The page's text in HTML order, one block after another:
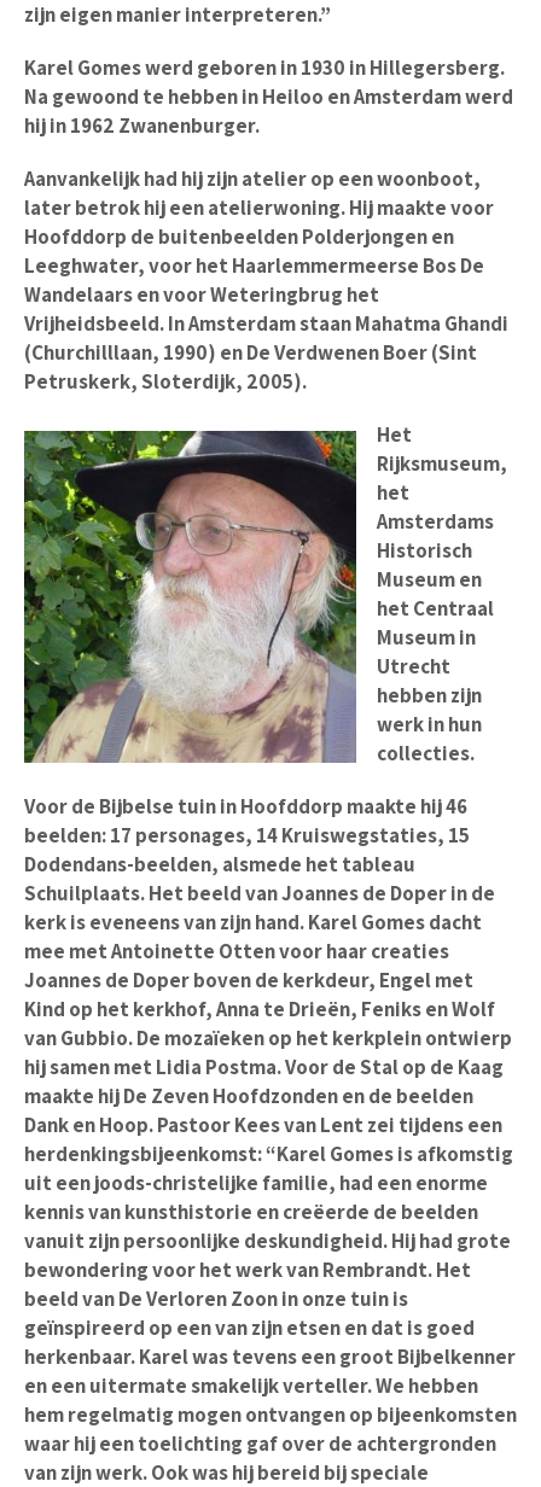
zijn eigen manier interpreteren.”
Karel Gomes werd geboren in 1930 in Hillegersberg.
Na gewoond te hebben in Heiloo en Amsterdam werd
hij in 1962 Zwanenburger.
Aanvankelijk had hij zijn atelier op een woonboot,
later betrok hij een atelierwoning. Hij maakte voor
Hoofddorp de buitenbeelden Polderjongen en
Leeghwater, voor het Haarlemmermeerse Bos De
Wandelaars en voor Weteringbrug het
Vrijheidsbeeld. In Amsterdam staan Mahatma Ghandi
(Churchilllaan, 1990) en De Verdwenen Boer (Sint
Petruskerk, Sloterdijk, 2005).
Het
Rijksmuseum,
het
Amsterdams
Historisch
Museum en
het Centraal
Museum in
Utrecht
hebben zijn
werk in hun
collecties.
Voor de Bijbelse tuin in Hoofddorp maakte hij 46
beelden: 17 personages, 14 Kruiswegstaties, 15
Dodendans-beelden, alsmede het tableau
Schuilplaats. Het beeld van Joannes de Doper in de
kerk is eveneens van zijn hand. Karel Gomes dacht
mee met Antoinette Otten voor haar creaties
Joannes de Doper boven de kerkdeur, Engel met
Kind op het kerkhof, Anna te Drieën, Feniks en Wolf
van Gubbio. De mozaïeken op het kerkplein ontwierp
hij samen met Lidia Postma. Voor de Stal op de Kaag
maakte hij De Zeven Hoofdzonden en de beelden
Dank en Hoop. Pastoor Kees van Lent zei tijdens een
herdenkingsbijeenkomst: “Karel Gomes is afkomstig
uit een joods-christelijke familie, had een enorme
kennis van kunsthistorie en creëerde de beelden
vanuit zijn persoonlijke deskundigheid. Hij had grote
bewondering voor het werk van Rembrandt. Het
beeld van De Verloren Zoon in onze tuin is
geïnspireerd op een van zijn etsen en dat is goed
herkenbaar. Karel was tevens een groot Bijbelkenner
en een uitermate smakelijk verteller. We hebben
hem regelmatig mogen ontvangen op bijeenkomsten
waar hij een toelichting gaf over de achtergronden
van zijn werk. Ook was hij bereid bij speciale